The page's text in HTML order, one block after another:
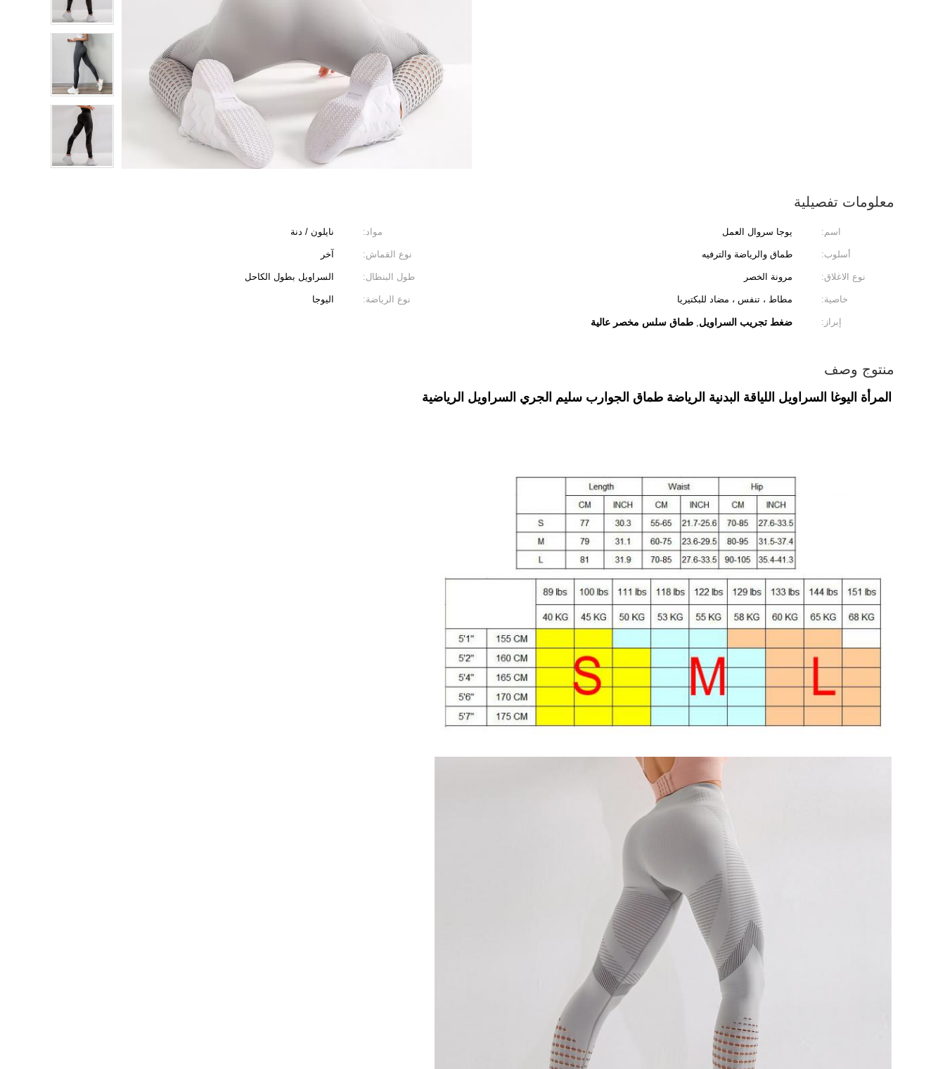
معلومات تفصيلية
اسم: يوجا سروال العمل مواد: نايلون / دنة
أسلوب: طماق والرياضة والترفيه نوع القماش: آخر
نوع الاغلاق: مرونة الخصر طول البنطال: السراويل بطول الكاحل
خاصية: مطاط ، تنفس ، مضاد للبكتيريا نوع الرياضة: اليوجا
إبراز: ضغط تجريب السراويل, طماق سلس مخصر عالية
منتوج وصف
المرأة اليوغا السراويل اللياقة البدنية الرياضة طماق الجوارب سليم الجري السراويل الرياضية